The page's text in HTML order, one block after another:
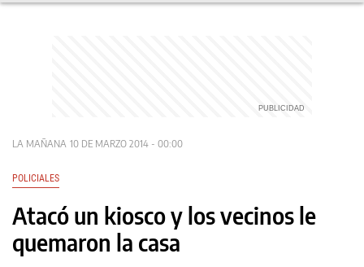
LA MAÑANA 10 DE MARZO 2014 - 00:00
POLICIALES
Atacó un kiosco y los vecinos le
quemaron la casa